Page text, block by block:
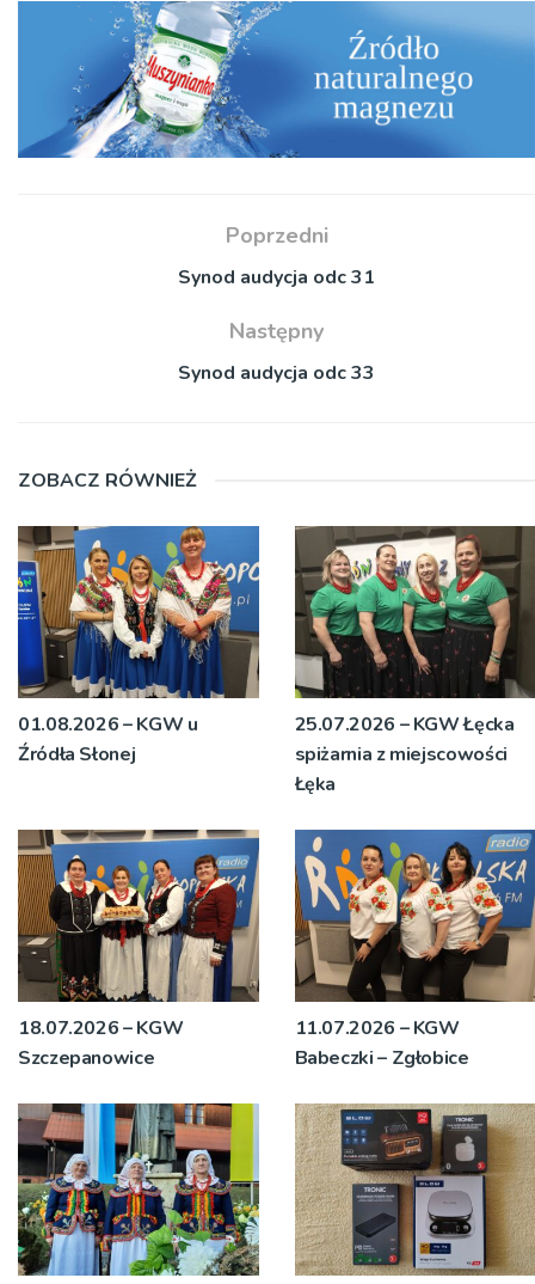
Poprzedni
Synod audycja odc 31
Następny
Synod audycja odc 33
ZOBACZ RÓWNIEŻ
01.08.2026 – KGW u
Źródła Słonej
25.07.2026 – KGW Łęcka
spiżarnia z miejscowości
Łęka
18.07.2026 – KGW
Szczepanowice
11.07.2026 – KGW
Babeczki – Zgłobice